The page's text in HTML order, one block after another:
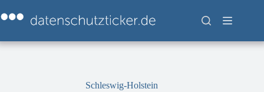
Inhalt
springen
Schleswig-Holstein